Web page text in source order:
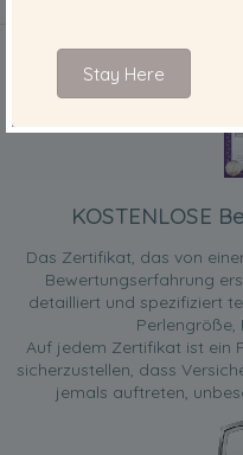
KOSTENLOSE
Das Zertifikat, das von
Bewertungserfahrung
detailliert und spezifiziert
Perlengröße,
Auf jedem Zertifikat ist ein
sicherzustellen, dass
jemals auftreten,
Stay Here